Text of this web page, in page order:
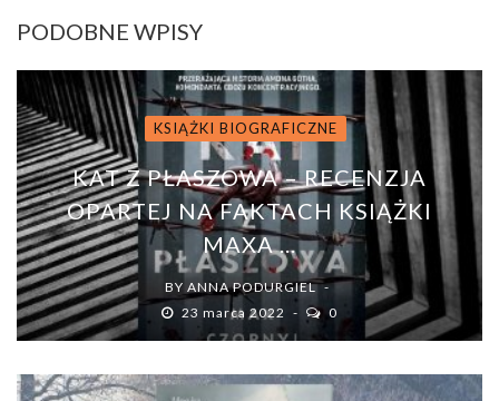
PODOBNE WPISY
KSIĄŻKI BIOGRAFICZNE
KAT Z PŁASZOWA – RECENZJA
OPARTEJ NA FAKTACH KSIĄŻKI
MAXA ...
BY ANNA PODURGIEL
23 marca 2022
0